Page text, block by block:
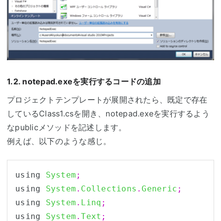
1.2. notepad.exeを実行するコードの追加
プロジェクトテンプレートが展開されたら、既定で存在
しているClass1.csを開き、notepad.exeを実行するよう
なpublicメソッドを記述します。
例えば、以下のような感じ。
using System ;
using System . Collections .Generic ;
using System . Linq ;
using System .Text ;